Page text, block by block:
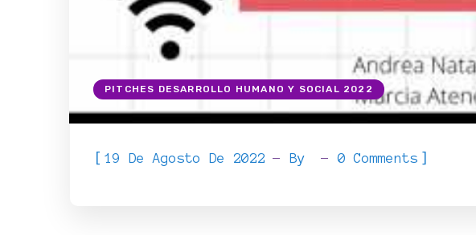
PITCHES DESARROLLO HUMANO Y SOCIAL 2022
[ 19 De Agosto De 2022 By 0 Comments ]